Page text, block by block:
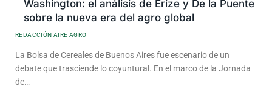
Washington: el análisis de Erize y De la Puente
sobre la nueva era del agro global
REDACCIÓN AIRE AGRO
La Bolsa de Cereales de Buenos Aires fue escenario de un
debate que trasciende lo coyuntural. En el marco de la Jornada
de…